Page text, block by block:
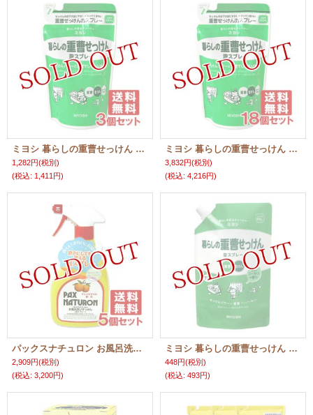
ミヨシ 暮らしの重曹せっけん 泡スプレー 詰替用 230mL×3個セット MiYOSHi【送料無料】
1,282円(税別)
(税込: 1,411円)
ミヨシ 暮らしの重曹せっけん 泡スプレー 詰替用 230mL×18個セット MiYOSHi【送料無料】
3,832円(税別)
(税込: 4,216円)
パックスナチュロン お風呂洗いせっけん （泡スプレー） 500ml×5個セット PAX NATURON 太陽油脂【送料無料】
2,909円(税別)
(税込: 3,200円)
ミヨシ 暮らしの重曹せっけん 泡スプレー 詰替用 600mL
448円(税別)
(税込: 493円)